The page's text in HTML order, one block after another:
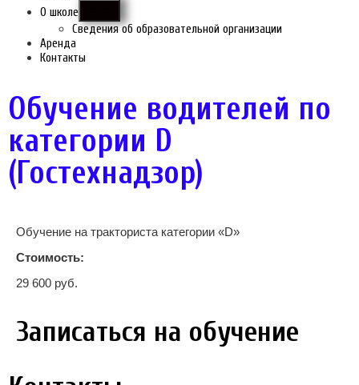
О школе
Сведения об образовательной организации
Аренда
Контакты
Обучение водителей по
категории D
(Гостехнадзор)
Обучение на тракториста категории «D»
Стоимость:
29 600 руб.
Записаться на обучение